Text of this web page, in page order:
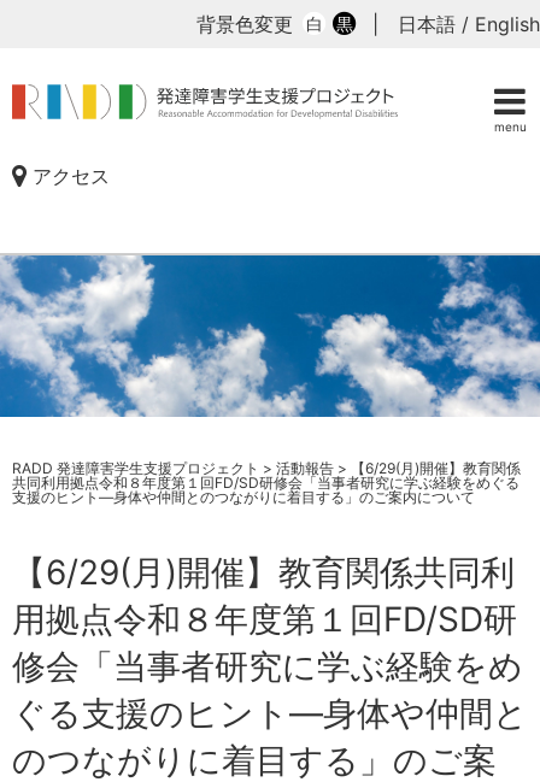
menu
背景色変更 白 黒 日本語 / English
アクセス
RADD 発達障害学生支援プロジェクト > 活動報告 >
【6/29(月)開催】教育関係
共同利用拠点令和８年度第１回FD/SD研修会「当事者研究に学ぶ経験をめぐる
支援のヒント―身体や仲間とのつながりに着目する」のご案内について
【6/29(月)開催】教育関係共同利
用拠点令和８年度第１回FD/SD研
修会「当事者研究に学ぶ経験をめ
ぐる支援のヒント―身体や仲間と
のつながりに着目する」のご案